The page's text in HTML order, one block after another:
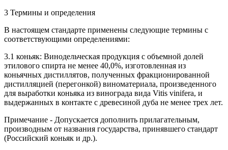
3 Термины и определения
В настоящем стандарте применены следующие термины с
соответствующими определениями:
3.1 коньяк: Винодельческая продукция с объемной долей
этилового спирта не менее 40,0%, изготовленная из
коньячных дистиллятов, полученных фракционированной
дистилляцией (перегонкой) виноматериала, произведенного
для выработки коньяка из винограда вида Vitis vinifera, и
выдержанных в контакте с древесиной дуба не менее трех лет.
Примечание - Допускается дополнить прилагательным,
производным от названия государства, принявшего стандарт
(Российский коньяк и др.).